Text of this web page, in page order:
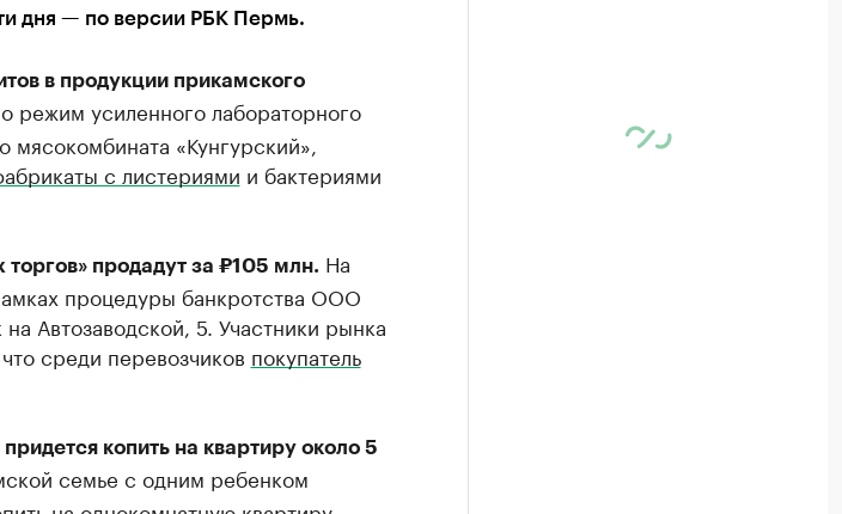
дня — по версии РБК Пермь.
в продукции прикамского
режим усиленного лабораторного
«Кунгурский»,
с листериями и бактериями
торгов» продадут за ₽105 млн. На
процедуры банкротства ООО
Автозаводской, 5. Участники рынка
среди перевозчиков покупатель
копить на квартиру около 5
семье с одним ребенком